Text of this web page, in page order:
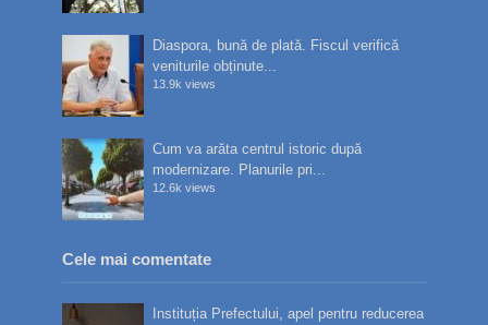
Diaspora, bună de plată. Fiscul verifică
veniturile obținute...
13.9k views
Cum va arăta centrul istoric după
modernizare. Planurile pri...
12.6k views
Cele mai comentate
Instituția Prefectului, apel pentru reducerea